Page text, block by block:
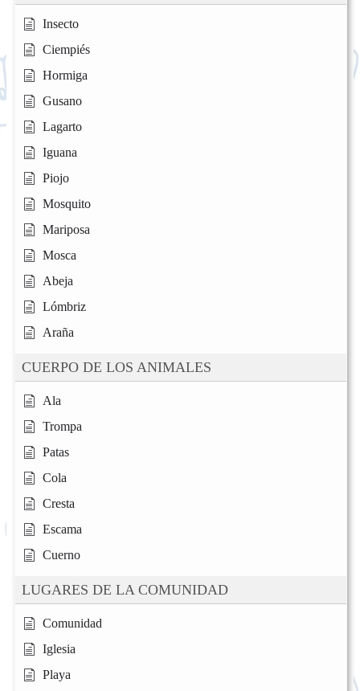
Insecto
Ciempiés
Hormiga
Gusano
Lagarto
Iguana
Piojo
Mosquito
Mariposa
Mosca
Abeja
Lómbriz
Araña
CUERPO DE LOS ANIMALES
Ala
Trompa
Patas
Cola
Cresta
Escama
Cuerno
LUGARES DE LA COMUNIDAD
Comunidad
Iglesia
Playa